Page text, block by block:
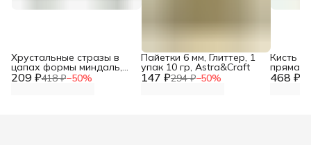
209 ₽418 ₽−50%
Хрустальные стразы в
цапах формы миндаль,
зеленый 7х15 мм, 5 шт., 147 ₽294 ₽−50%
Пайетки 6 мм, Глиттер, 1
упак 10 гр, Astra&Craft
468 ₽
Кисть
прямая
Артком